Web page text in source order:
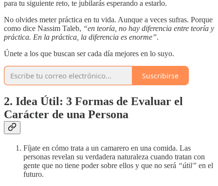
para tu siguiente reto, te jubilarás esperando a estarlo.
No olvides meter práctica en tu vida. Aunque a veces sufras. Porque
como dice Nassim Taleb, “en teoría, no hay diferencia entre teoría y
práctica. En la práctica, la diferencia es enorme”.
Únete a los que buscan ser cada día mejores en lo suyo.
Suscribirse
2. Idea Útil: 3 Formas de Evaluar el
Carácter de una Persona
Fíjate en cómo trata a un camarero en una comida. Las
personas revelan su verdadera naturaleza cuando tratan con
gente que no tiene poder sobre ellos y que no será “útil” en el
futuro.